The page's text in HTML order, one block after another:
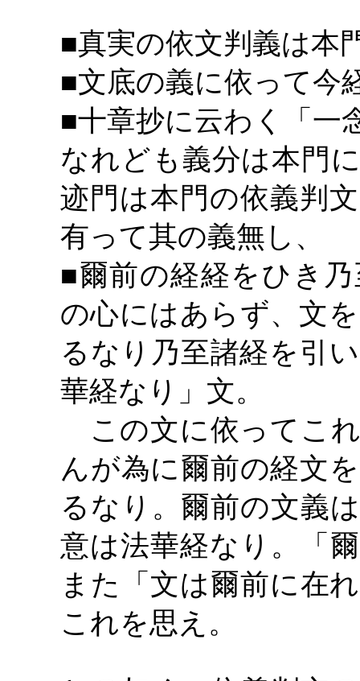
■真実の依文判義は本
■文底の義に依って今
■十章抄に云わく「一
なれども義分は本門
迹門は本門の依義判
有って其の義無し、
■爾前の経経をひき
の心にはあらず、文
るなり乃至諸経を引
華経なり」文。
この文に依ってこ
んが為に爾前の経文
るなり。爾前の文義
意は法華経なり。「
また「文は爾前に在
これを思え。